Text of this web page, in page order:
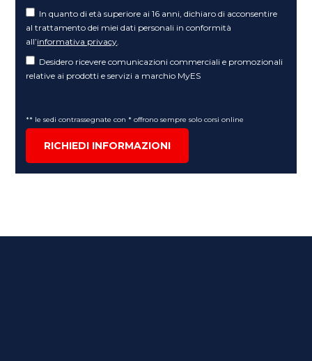
In quanto di età superiore ai 16 anni, dichiaro di acconsentire
al trattamento dei miei dati personali in conformità
all’informativa privacy
Desidero ricevere comunicazioni commerciali e promozionali
relative ai prodotti e servizi a marchio MyES
** le sedi contrassegnate con * offrono sempre solo corsi online
RICHIEDI INFORMAZIONI